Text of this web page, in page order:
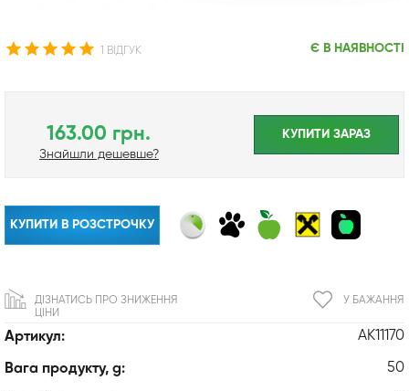
1 ВІДГУК Є В НАЯВНОСТІ
Артикул: AK11170
Вага продукту, g: 50
163.00 грн.
Знайшли дешевше?
КУПИТИ ЗАРАЗ
КУПИТИ В РОЗСТРОЧКУ
У БАЖАННЯ
ДІЗНАТИСЬ ПРО ЗНИЖЕННЯ
ЦІНИ